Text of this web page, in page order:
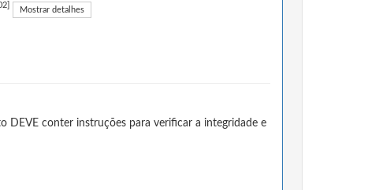
Mostrar detalhes
conter instruções para verificar a integridade e